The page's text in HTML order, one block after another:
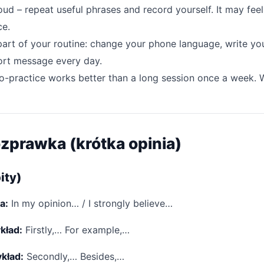
– repeat useful phrases and record yourself. It may
of your routine: change your phone language, write
message every day.
practice works better than a long session once a week.
(krótka opinia)
In my opinion… / I strongly believe…
Firstly,… For example,…
Secondly,… Besides,…